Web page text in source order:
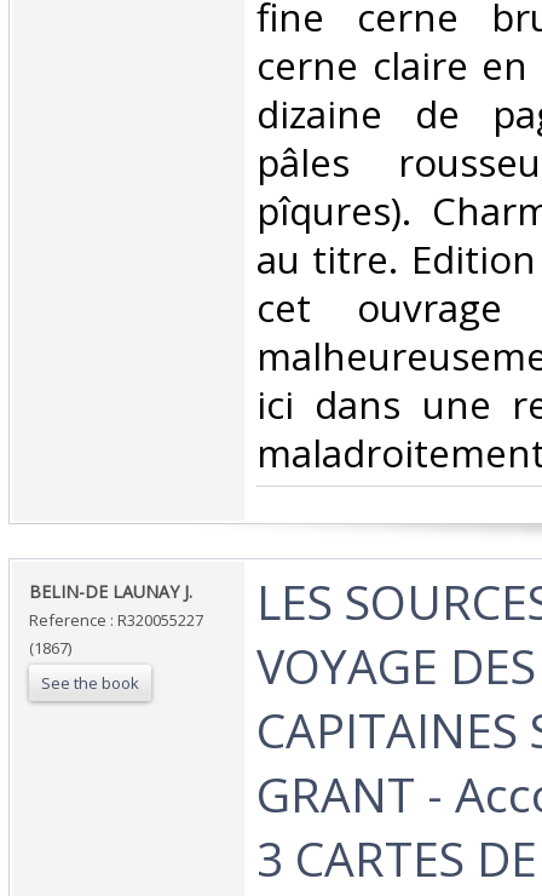
fine cerne
cerne claire
dizaine de
pâles
pîqures).
au titre.
cet ouvrage
ici dans une
‎BELIN-DE LAUNAY J.‎
Reference : R320055227
(1867)
See the book
‎LES
VOYAGE DES
CAPITAINES
GRANT -
3 CARTES